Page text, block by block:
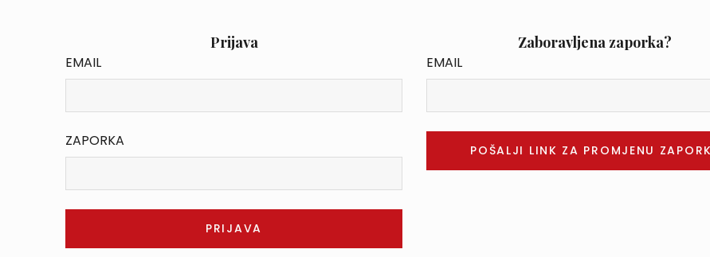
Prijava
EMAIL
ZAPORKA
Zaboravljena zaporka?
EMAIL